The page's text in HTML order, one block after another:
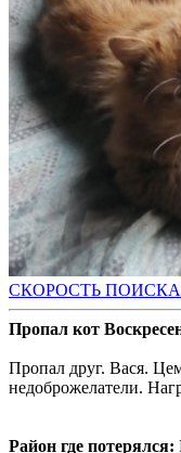
СКОРОСТЬ ПОИСКА
Пропал кот
Пропал друг. Вася.
недоброжелатели.
Район где потерялся: